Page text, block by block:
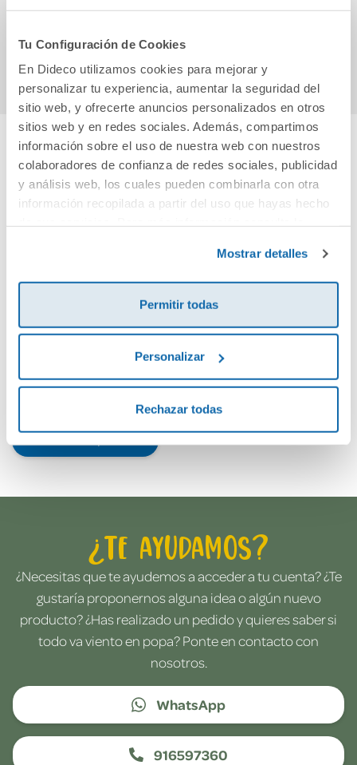
Tu Configuración de Cookies
En Dideco utilizamos cookies para mejorar y
personalizar tu experiencia, aumentar la seguridad del
sitio web, y ofrecerte anuncios personalizados en otros
sitios web y en redes sociales. Además, compartimos
información sobre el uso de nuestra web con nuestros
colaboradores de confianza de redes sociales, publicidad
y análisis web, los cuales pueden combinarla con otra
información recopilada a partir del uso que hayas hecho
Mostrar detalles
Permitir todas
Personalizar
Rechazar todas
CONSTRUIM MONS
Comprar
Cuéntanos tu opinión
¡Sé el primero en valorar este producto!
Envía tu opinión
¿Te ayudamos?
¿Necesitas que te ayudemos a acceder a tu cuenta? ¿Te
gustaría proponernos alguna idea o algún nuevo
producto? ¿Has realizado un pedido y quieres saber si
todo va viento en popa? Ponte en contacto con
nosotros.
WhatsApp
916597360